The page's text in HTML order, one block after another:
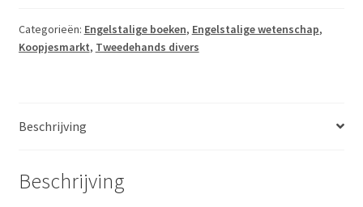
an
ethical
Luban
Categorieën: Engelstalige boeken, Engelstalige wetenschap,
Koopjesmarkt, Tweedehands divers
Beschrijving
Beschrijving